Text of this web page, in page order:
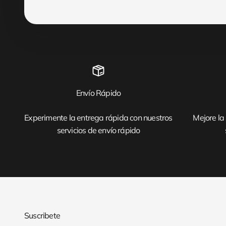
Envío Rápido
Experimente la entrega rápida con nuestros
servicios de envío rápido
Mejore
Suscribete